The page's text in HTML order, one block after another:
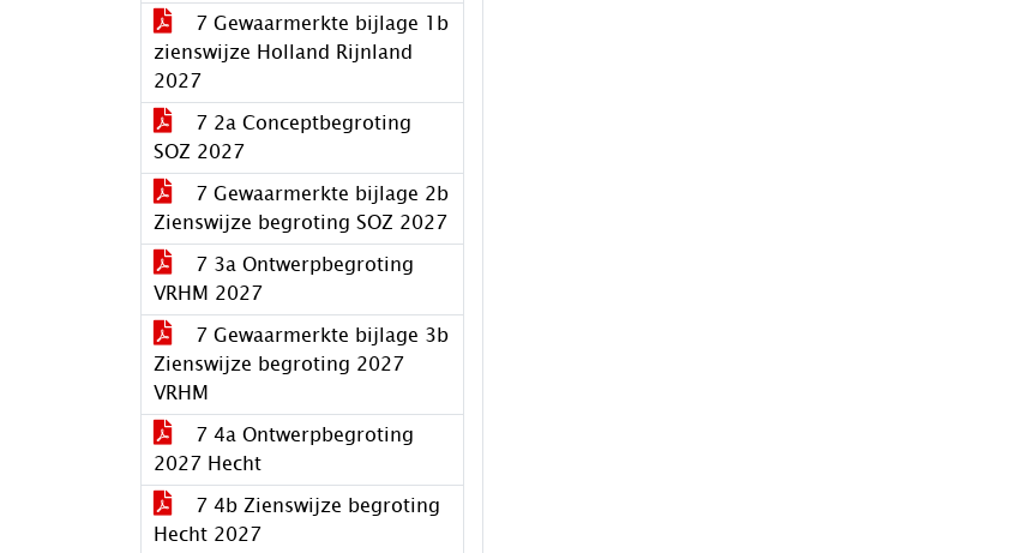
7 Gewaarmerkte bijlage 1b
zienswijze Holland Rijnland
2027
7 2a Conceptbegroting
SOZ 2027
7 Gewaarmerkte bijlage 2b
Zienswijze begroting SOZ 2027
7 3a Ontwerpbegroting
VRHM 2027
7 Gewaarmerkte bijlage 3b
Zienswijze begroting 2027
VRHM
7 4a Ontwerpbegroting
2027 Hecht
7 4b Zienswijze begroting
Hecht 2027